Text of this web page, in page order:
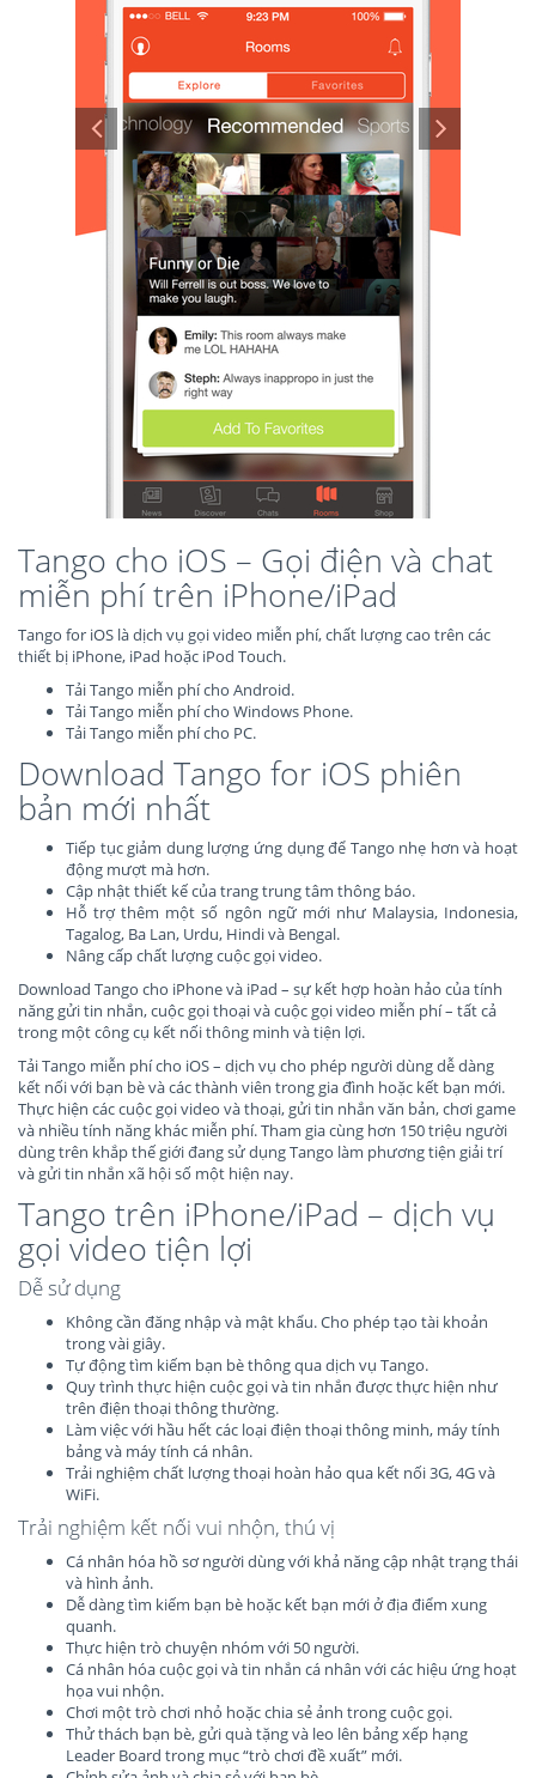
Tango cho iOS – Gọi điện và chat
miễn phí trên iPhone/iPad
Tango for iOS là dịch vụ gọi video miễn phí, chất lượng cao trên các
thiết bị iPhone, iPad hoặc iPod Touch.
Tải Tango miễn phí cho Android.
Tải Tango miễn phí cho Windows Phone.
Tải Tango miễn phí cho PC.
Download Tango for iOS phiên
bản mới nhất
Tiếp tục giảm dung lượng ứng dụng để Tango nhẹ hơn và hoạt
động mượt mà hơn.
Cập nhật thiết kế của trang trung tâm thông báo.
Hỗ trợ thêm một số ngôn ngữ mới như Malaysia, Indonesia,
Tagalog, Ba Lan, Urdu, Hindi và Bengal.
Nâng cấp chất lượng cuộc gọi video.
Download Tango cho iPhone và iPad – sự kết hợp hoàn hảo của tính
năng gửi tin nhắn, cuộc gọi thoại và cuộc gọi video miễn phí – tất cả
trong một công cụ kết nối thông minh và tiện lợi.
Tải Tango miễn phí cho iOS – dịch vụ cho phép người dùng dễ dàng
kết nối với bạn bè và các thành viên trong gia đình hoặc kết bạn mới.
Thực hiện các cuộc gọi video và thoại, gửi tin nhắn văn bản, chơi game
và nhiều tính năng khác miễn phí. Tham gia cùng hơn 150 triệu người
dùng trên khắp thế giới đang sử dụng Tango làm phương tiện giải trí
và gửi tin nhắn xã hội số một hiện nay.
Tango trên iPhone/iPad – dịch vụ
gọi video tiện lợi
Dễ sử dụng
Không cần đăng nhập và mật khẩu. Cho phép tạo tài khoản
trong vài giây.
Tự động tìm kiếm bạn bè thông qua dịch vụ Tango.
Quy trình thực hiện cuộc gọi và tin nhắn được thực hiện như
trên điện thoại thông thường.
Làm việc với hầu hết các loại điện thoại thông minh, máy tính
bảng và máy tính cá nhân.
Trải nghiệm chất lượng thoại hoàn hảo qua kết nối 3G, 4G và
WiFi.
Trải nghiệm kết nối vui nhộn, thú vị
Cá nhân hóa hồ sơ người dùng với khả năng cập nhật trạng thái
và hình ảnh.
Dễ dàng tìm kiếm bạn bè hoặc kết bạn mới ở địa điểm xung
quanh.
Thực hiện trò chuyện nhóm với 50 người.
Cá nhân hóa cuộc gọi và tin nhắn cá nhân với các hiệu ứng hoạt
họa vui nhộn.
Chơi một trò chơi nhỏ hoặc chia sẻ ảnh trong cuộc gọi.
Thử thách bạn bè, gửi quà tặng và leo lên bảng xếp hạng
Leader Board trong mục “trò chơi đề xuất” mới.